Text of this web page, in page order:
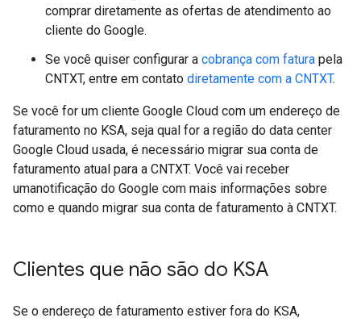
comprar diretamente as ofertas de atendimento ao
cliente do Google.
Se você quiser configurar a cobrança com fatura pela
CNTXT, entre em contato diretamente com a CNTXT.
Se você for um cliente Google Cloud com um endereço de
faturamento no KSA, seja qual for a região do data center
Google Cloud usada, é necessário migrar sua conta de
faturamento atual para a CNTXT. Você vai receber
umanotificação do Google com mais informações sobre
como e quando migrar sua conta de faturamento à CNTXT.
Clientes que não são do KSA
Se o endereço de faturamento estiver fora do KSA,